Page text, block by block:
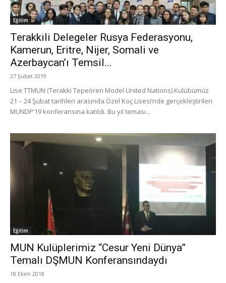
Eğitim
Terakkili Delegeler Rusya Federasyonu,
Kamerun, Eritre, Nijer, Somali ve
Azerbaycan’ı Temsil...
27 Şubat 2019
Lise TTMUN (Terakki Tepeören Model United Nations) Kulübümüz
21 – 24 Şubat tarihleri arasında Özel Koç Lisesi’nde gerçekleştirilen
MUNDP’19 konferansına katıldı. Bu yıl teması...
Eğitim
MUN Kulüplerimiz “Cesur Yeni Dünya”
Temalı DŞMUN Konferansındaydı
18 Ekim 2018